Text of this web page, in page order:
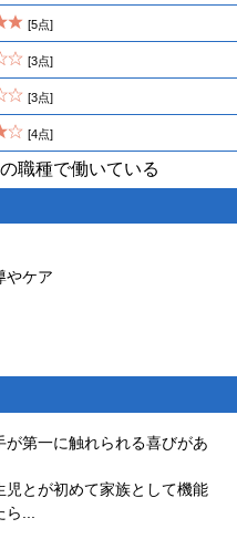
[5点]
[3点]
[3点]
[4点]
職種で働いている
やケア
第一に触れられる喜びがあ
とが初めて家族として機能
ら